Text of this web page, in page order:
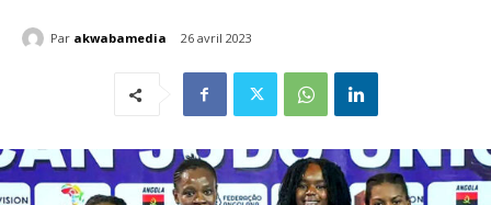
Par akwabamedia 26 avril 2023